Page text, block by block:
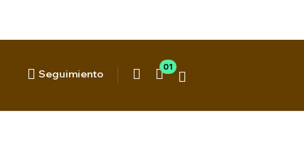
Seguimiento
01